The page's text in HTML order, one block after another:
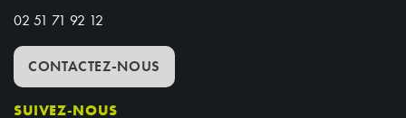
02 51 71 92 12
CONTACTEZ-NOUS
SUIVEZ-NOUS